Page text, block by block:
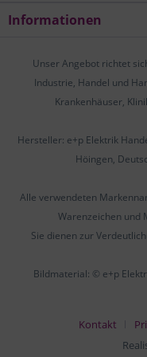
Informationen
Unser Angebot richtet
Industrie, Handel und
Krankenhäuser,
Hersteller: e+p Elektrik
Höingen,
Alle verwendeten
Warenzeichen und
Sie dienen zur
Bildmaterial: © e+p
Kontakt